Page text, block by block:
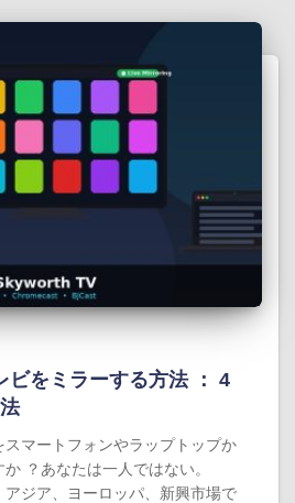
ビをミラーする方法 ： 4
スマートフォンやラップトップか
？あなたは一人ではない。
ジア、ヨーロッパ、新興市場で